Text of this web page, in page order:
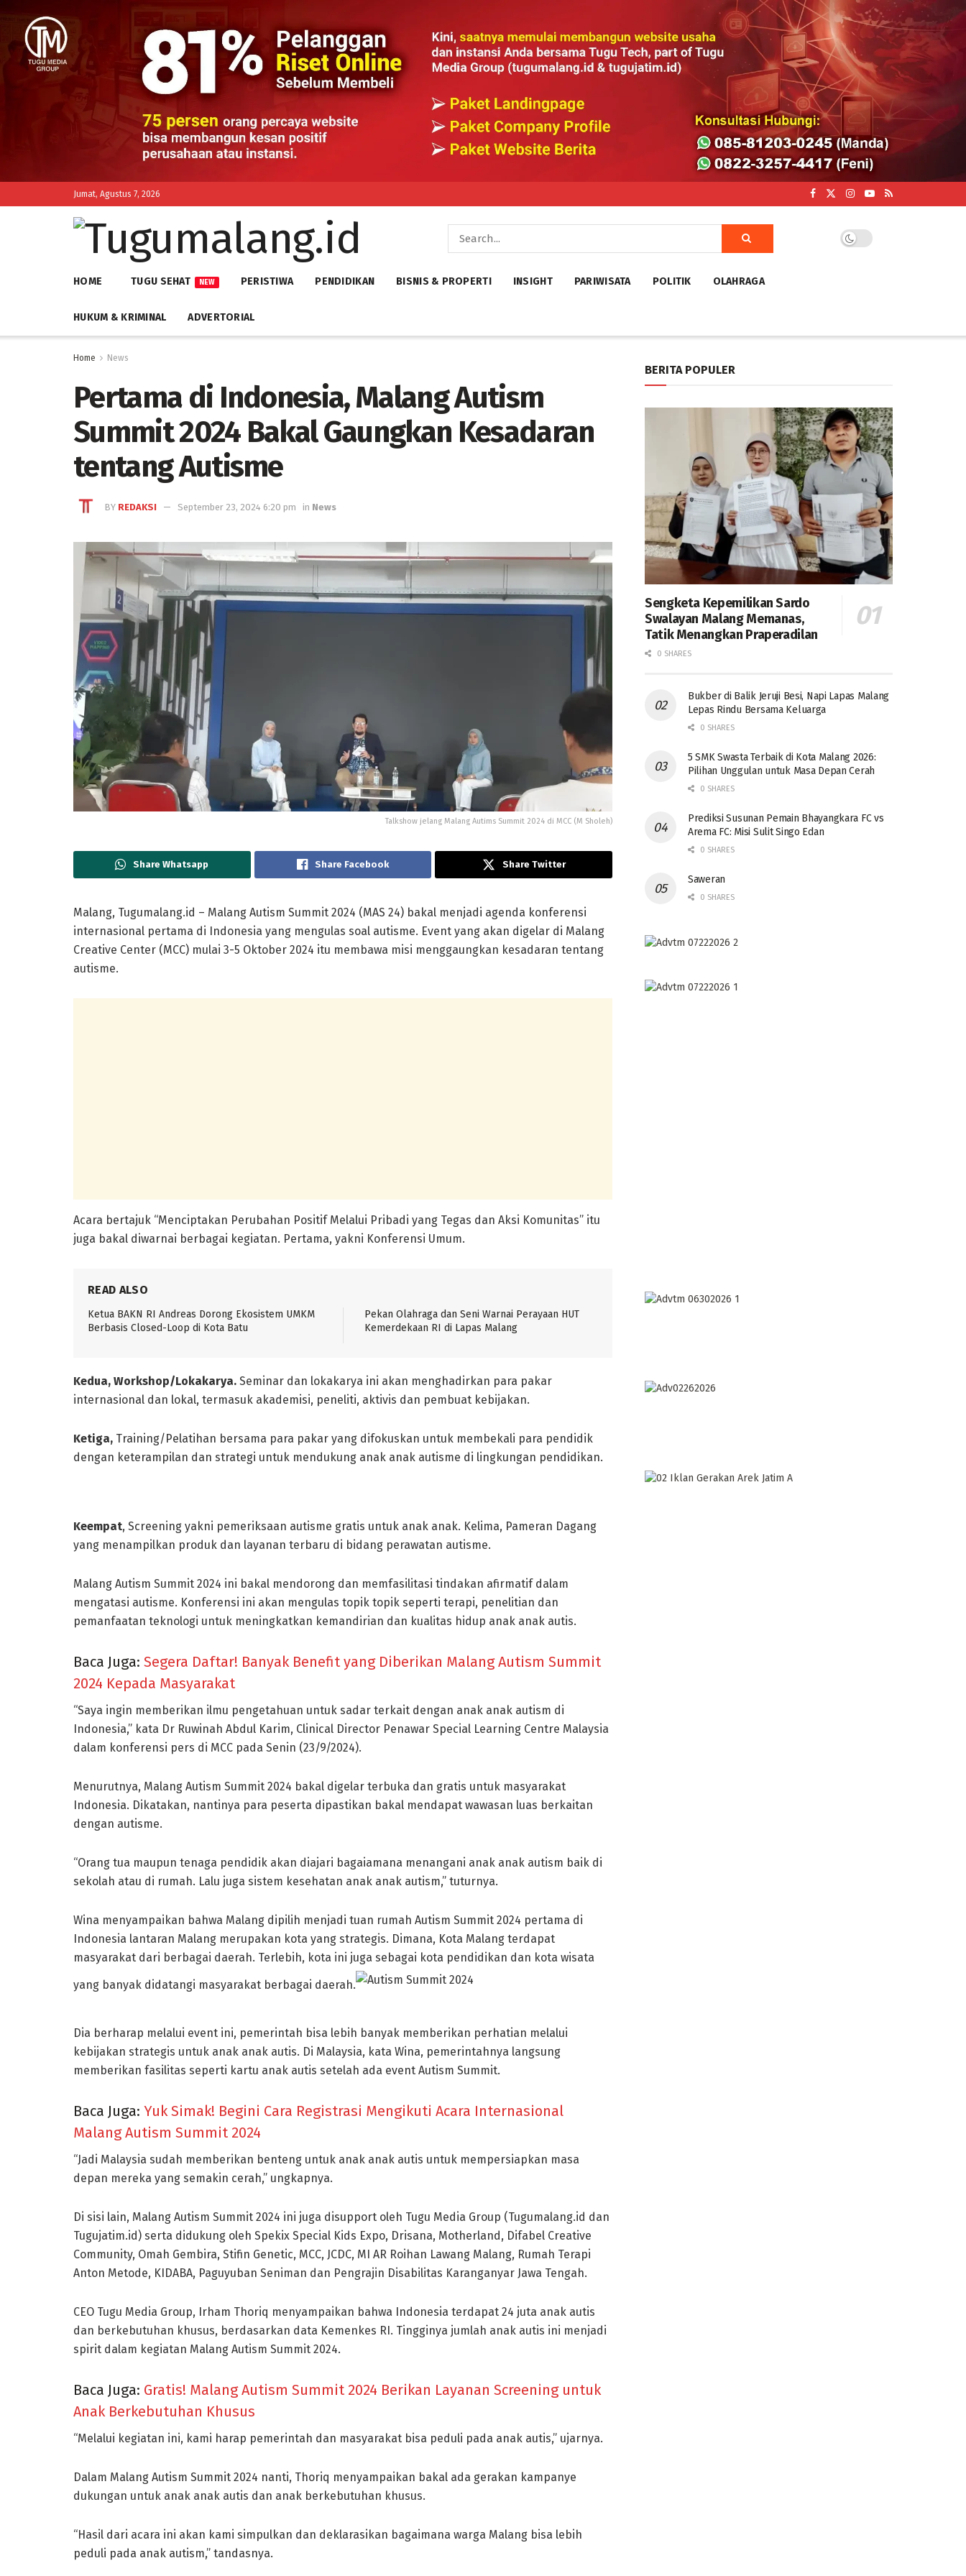
Jumat, Agustus 7, 2026
HOME TUGU SEHAT NEW PERISTIWA PENDIDIKAN BISNIS & PROPERTI INSIGHT PARIWISATA POLITIK OLAHRAGA
HUKUM & KRIMINAL ADVERTORIAL
Home News
Pertama di Indonesia, Malang Autism
Summit 2024 Bakal Gaungkan Kesadaran
tentang Autisme
BY REDAKSI September 23, 2024 6:20 pm in News
Talkshow jelang Malang Autims Summit 2024 di MCC (M Sholeh)
Share Whatsapp Share Facebook Share Twitter
Malang, Tugumalang.id – Malang Autism Summit 2024 (MAS 24) bakal menjadi agenda konferensi
internasional pertama di Indonesia yang mengulas soal autisme. Event yang akan digelar di Malang
Creative Center (MCC) mulai 3-5 Oktober 2024 itu membawa misi menggaungkan kesadaran tentang
autisme.
Acara bertajuk “Menciptakan Perubahan Positif Melalui Pribadi yang Tegas dan Aksi Komunitas” itu
juga bakal diwarnai berbagai kegiatan. Pertama, yakni Konferensi Umum.
READ ALSO
Ketua BAKN RI Andreas Dorong Ekosistem UMKM
Berbasis Closed-Loop di Kota Batu
Pekan Olahraga dan Seni Warnai Perayaan HUT
Kemerdekaan RI di Lapas Malang
Kedua, Workshop/Lokakarya. Seminar dan lokakarya ini akan menghadirkan para pakar
internasional dan lokal, termasuk akademisi, peneliti, aktivis dan pembuat kebijakan.
Ketiga, Training/Pelatihan bersama para pakar yang difokuskan untuk membekali para pendidik
dengan keterampilan dan strategi untuk mendukung anak anak autisme di lingkungan pendidikan.
Keempat, Screening yakni pemeriksaan autisme gratis untuk anak anak. Kelima, Pameran Dagang
yang menampilkan produk dan layanan terbaru di bidang perawatan autisme.
Malang Autism Summit 2024 ini bakal mendorong dan memfasilitasi tindakan afirmatif dalam
mengatasi autisme. Konferensi ini akan mengulas topik topik seperti terapi, penelitian dan
pemanfaatan teknologi untuk meningkatkan kemandirian dan kualitas hidup anak anak autis.
Baca Juga: Segera Daftar! Banyak Benefit yang Diberikan Malang Autism Summit
2024 Kepada Masyarakat
“Saya ingin memberikan ilmu pengetahuan untuk sadar terkait dengan anak anak autism di
Indonesia,” kata Dr Ruwinah Abdul Karim, Clinical Director Penawar Special Learning Centre Malaysia
dalam konferensi pers di MCC pada Senin (23/9/2024).
Menurutnya, Malang Autism Summit 2024 bakal digelar terbuka dan gratis untuk masyarakat
Indonesia. Dikatakan, nantinya para peserta dipastikan bakal mendapat wawasan luas berkaitan
dengan autisme.
“Orang tua maupun tenaga pendidik akan diajari bagaiamana menangani anak anak autism baik di
sekolah atau di rumah. Lalu juga sistem kesehatan anak anak autism,” tuturnya.
Wina menyampaikan bahwa Malang dipilih menjadi tuan rumah Autism Summit 2024 pertama di
Indonesia lantaran Malang merupakan kota yang strategis. Dimana, Kota Malang terdapat
masyarakat dari berbagai daerah. Terlebih, kota ini juga sebagai kota pendidikan dan kota wisata
yang banyak didatangi masyarakat berbagai daerah.
Dia berharap melalui event ini, pemerintah bisa lebih banyak memberikan perhatian melalui
kebijakan strategis untuk anak anak autis. Di Malaysia, kata Wina, pemerintahnya langsung
memberikan fasilitas seperti kartu anak autis setelah ada event Autism Summit.
Baca Juga: Yuk Simak! Begini Cara Registrasi Mengikuti Acara Internasional
Malang Autism Summit 2024
“Jadi Malaysia sudah memberikan benteng untuk anak anak autis untuk mempersiapkan masa
depan mereka yang semakin cerah,” ungkapnya.
Di sisi lain, Malang Autism Summit 2024 ini juga disupport oleh Tugu Media Group (Tugumalang.id dan
Tugujatim.id) serta didukung oleh Spekix Special Kids Expo, Drisana, Motherland, Difabel Creative
Community, Omah Gembira, Stifin Genetic, MCC, JCDC, MI AR Roihan Lawang Malang, Rumah Terapi
Anton Metode, KIDABA, Paguyuban Seniman dan Pengrajin Disabilitas Karanganyar Jawa Tengah.
CEO Tugu Media Group, Irham Thoriq menyampaikan bahwa Indonesia terdapat 24 juta anak autis
dan berkebutuhan khusus, berdasarkan data Kemenkes RI. Tingginya jumlah anak autis ini menjadi
spirit dalam kegiatan Malang Autism Summit 2024.
Baca Juga: Gratis! Malang Autism Summit 2024 Berikan Layanan Screening untuk
Anak Berkebutuhan Khusus
“Melalui kegiatan ini, kami harap pemerintah dan masyarakat bisa peduli pada anak autis,” ujarnya.
Dalam Malang Autism Summit 2024 nanti, Thoriq menyampaikan bakal ada gerakan kampanye
dukungan untuk anak anak autis dan anak berkebutuhan khusus.
“Hasil dari acara ini akan kami simpulkan dan deklarasikan bagaimana warga Malang bisa lebih
peduli pada anak autism,” tandasnya.
BERITA POPULER
Sengketa Kepemilikan Sardo
Swalayan Malang Memanas,
Tatik Menangkan Praperadilan
0 SHARES
Bukber di Balik Jeruji Besi, Napi Lapas Malang
Lepas Rindu Bersama Keluarga
0 SHARES
5 SMK Swasta Terbaik di Kota Malang 2026:
Pilihan Unggulan untuk Masa Depan Cerah
0 SHARES
Prediksi Susunan Pemain Bhayangkara FC vs
Arema FC: Misi Sulit Singo Edan
0 SHARES
Saweran
0 SHARES